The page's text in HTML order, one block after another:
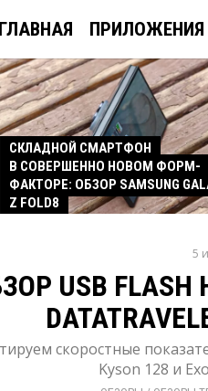
ГЛАВНАЯ ПРИЛОЖЕНИЯ
СКЛАДНОЙ СМАРТФОН
В СОВЕРШЕННО НОВОМ ФОРМ-
ФАКТОРЕ: ОБЗОР SAMSUNG
Z FOLD8
5
USB
скоростные
Kyson 128 и